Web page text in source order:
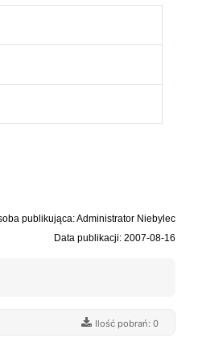
publikująca: Administrator Niebylec
Data publikacji: 2007-08-16
Ilość pobrań: 0